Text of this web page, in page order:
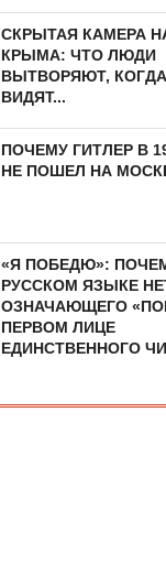
СКРЫТАЯ КАМЕРА
КРЫМА: ЧТО ЛЮДИ
ВЫТВОРЯЮТ,
ВИДЯТ...
ПОЧЕМУ ГИТЛЕР В
НЕ ПОШЕЛ НА
«Я ПОБЕДЮ»:
РУССКОМ ЯЗЫКЕ
ОЗНАЧАЮЩЕГО
ПЕРВОМ ЛИЦЕ
ЕДИНСТВЕННОГО